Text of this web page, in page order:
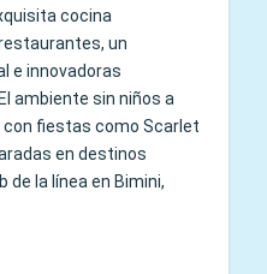
cocina
un
e innovadoras
ambiente sin niños a
fiestas como Scarlet
en destinos
de la línea en Bimini,